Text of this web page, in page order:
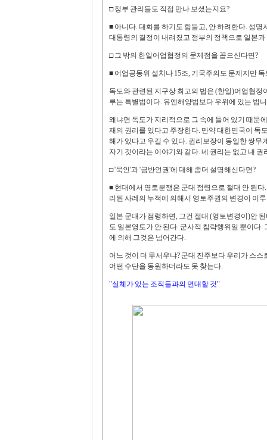
□ 정부 관리들도 직접 만나 보셨는지요?
■ 아니다. 대화를 하기도 힘들고, 안 하려한다. 성
대통령의 결정이 내려졌고 정부의 정책으로 일본
□ 그 밖의 한일어업협정의 문제점을 꼽으신다면?
■ 어업공동위 설치나 15조, 기국주의도 문제지만
독도와 관련된 지구상 최고의 법은 (한일)어업협
루는 특별법이다. 유엔해양법보다 우위에 있는 법
왜냐면 독도가 지리적으로 그 속에 들어 있기 때문
재의 권리를 있다고 주장한다. 만약 대한민국이 독
해가 있다고 우길 수 있다. 권리보장이 동일한 쌍
자기 것이라는 이야기와 같다. 네 권리는 없고 내
□ '묵인'과 '금반언권'에 대해 좀더 설명해신다면?
■ 현대에서 영토분쟁은 군대 점령으로 절대 안 된
리된 사례의 누적에 의해서 영토주권의 변경이 이
일본 군대가 점령하면, 그건 절대 (영토변경이)안
도 일본영토가 안 된다. 군사적 침략행위일 뿐이다
에 의해 그것은 넘어간다.
어느 것이 더 무서우냐? 군대 진주보다 우리가 스
어떤 수단을 동원하더라도 못 찾는다.
"실체가 있는 조직들과의 연대할 것"